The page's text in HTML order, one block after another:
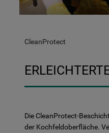
CleanProtect
Die CleanProtect-
der Kochfeldoberfläche.